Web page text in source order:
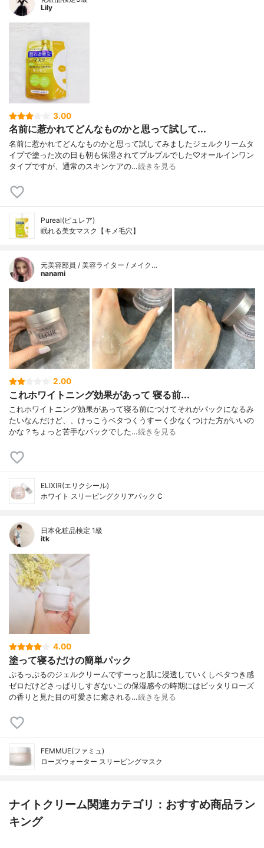
Lily
3.00
名前に惹かれてどんなものかと思って試して...
名前に惹かれてどんなものかと思って試してみましたジェルクリームタ
イプで塗った次の日も朝も保湿されてプルプルでした♡オールインワン
タイプですが、通常のスキンケアの…続きを見る
Pureal(ピュレア)
眠れる美女マスク【キメ毛穴】
元美容部員 / 美容ライター / メイク…
nanami
2.00
これホワイトニング効果があって 寝る前...
これホワイトニング効果があって寝る前につけてそれがパックになるみ
たいなんだけど、、けっこうベタつくうすーく少なくつけた方がいいの
かな？ちょっと苦手なパックでした…続きを見る
ELIXIR(エリクシール)
ホワイト スリーピングクリアパック C
日本化粧品検定 1級
itk
4.00
塗って寝るだけの簡単パック
ぷるっぷるのジェルクリームですーっと肌に浸透していくしベタつき感
ゼロだけどさっぱりしすぎないこの保湿感今の時期にはピッタリローズ
の香りと見た目の可愛さに癒される…続きを見る
FEMMUE(ファミュ)
ローズウォーター スリーピングマスク
ナイトクリーム関連カテゴリ：おすすめ商品ラン
キング